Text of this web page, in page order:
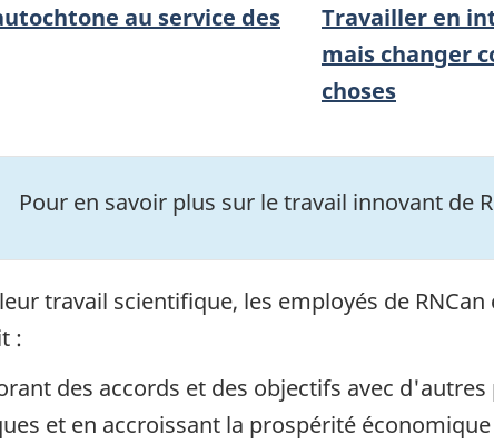
au service des
Travailler en
mais changer
choses
Pour en savoir plus sur le travail innovant de
travail scientifique, les employés de
:
des accords et des objectifs avec
et en accroissant la prospérité économique